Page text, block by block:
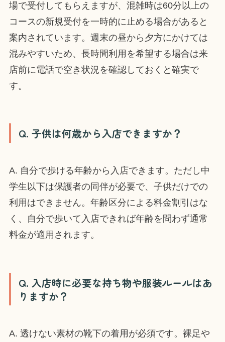
場で受付してもらえますが、混雑時は60分以上の
コースの新規受付を一時的に止める場合があると
案内されています。週末の昼から夕方にかけては
混みやすいため、長時間利用を希望する場合は来
店前に電話で空き状況を確認しておくと確実で
す。
Q. 子供は何歳から入店できますか？
A. 自分で歩ける年齢から入店できます。ただし中
学生以下は保護者の同伴が必要で、子供だけでの
利用はできません。年齢区分による料金割引はな
く、自分で歩いて入店できれば年齢を問わず通常
料金が適用されます。
Q. 入店時に必要な持ち物や服装ルールはあ
りますか？
A. 透けない素材の靴下の着用が必須です。裸足や